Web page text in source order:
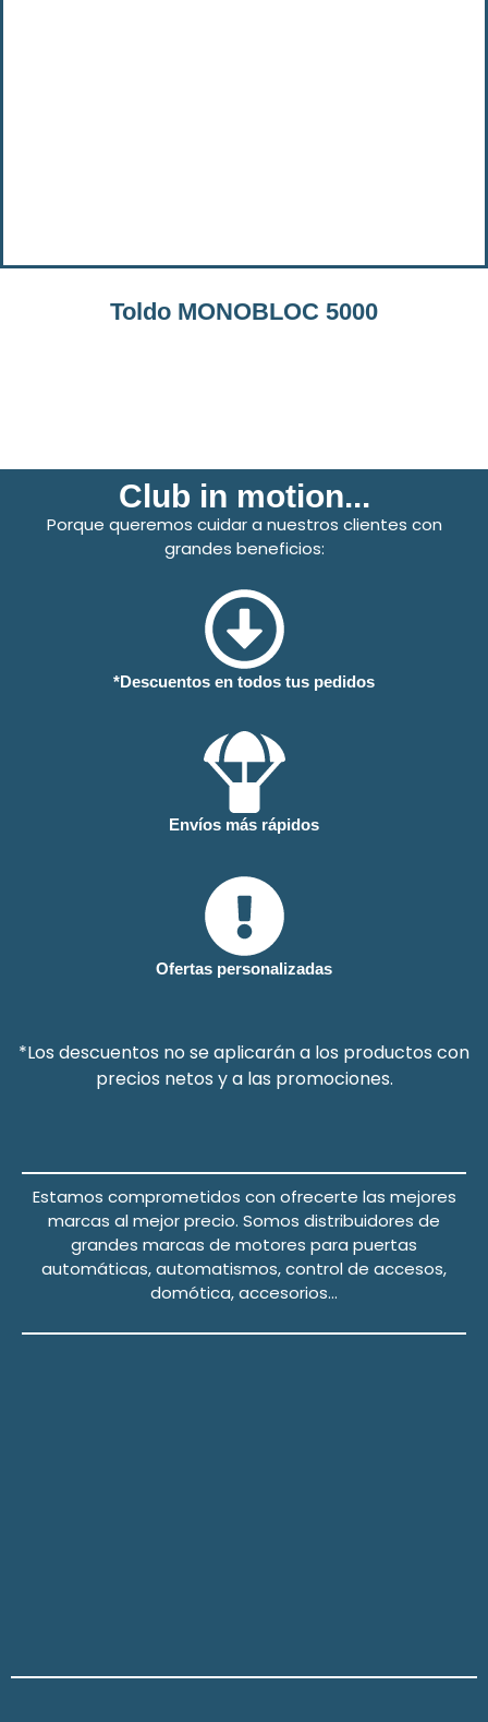
Toldo MONOBLOC 5000
Club in motion...
Porque queremos cuidar a nuestros clientes con
grandes beneficios:
*Descuentos en todos tus pedidos
Envíos más rápidos
Ofertas personalizadas
*Los descuentos no se aplicarán a los productos con
precios netos y a las promociones.
Estamos comprometidos con ofrecerte las mejores
marcas al mejor precio. Somos distribuidores de
grandes marcas de motores para puertas
automáticas, automatismos, control de accesos,
domótica, accesorios…